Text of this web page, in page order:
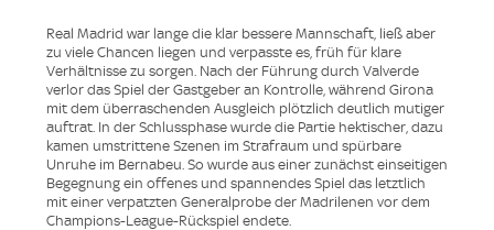
Real Madrid war lange die klar bessere Mannschaft, ließ aber
zu viele Chancen liegen und verpasste es, früh für klare
Verhältnisse zu sorgen. Nach der Führung durch Valverde
verlor das Spiel der Gastgeber an Kontrolle, während Girona
mit dem überraschenden Ausgleich plötzlich deutlich mutiger
auftrat. In der Schlussphase wurde die Partie hektischer, dazu
kamen umstrittene Szenen im Strafraum und spürbare
Unruhe im Bernabeu. So wurde aus einer zunächst einseitigen
Begegnung ein offenes und spannendes Spiel das letztlich
mit einer verpatzten Generalprobe der Madrilenen vor dem
Champions-League-Rückspiel endete.